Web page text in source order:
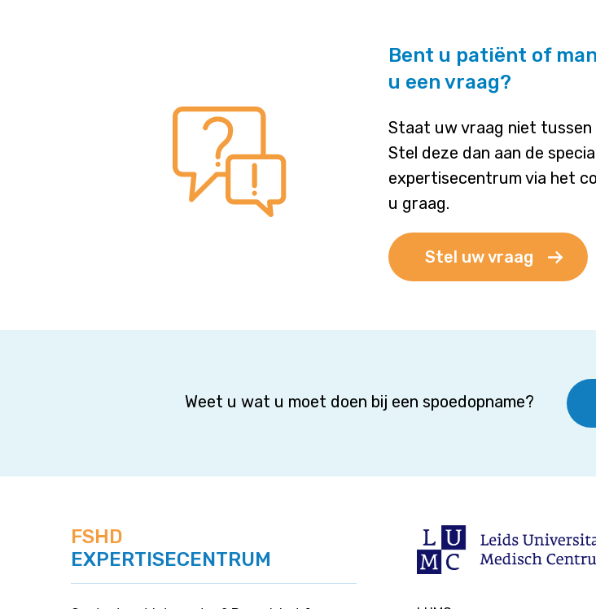
Bent u patiënt of
u een vraag?
Staat uw vraag niet tussen
Stel deze dan aan de
expertisecentrum via het
u graag.
Stel uw vraag
Weet u wat u moet doen bij een spoedopname?
FSHD
EXPERTISECENTRUM